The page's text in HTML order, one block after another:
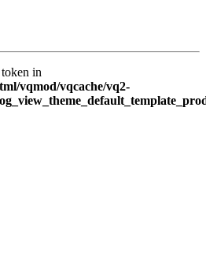
in
vqmod/vqcache/vq2-